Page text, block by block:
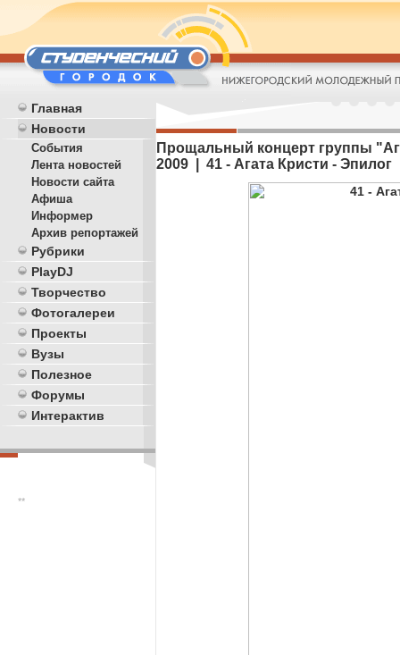
Главная
Новости
События
Лента новостей
Новости сайта
Афиша
Информер
Архив репортажей
Рубрики
PlayDJ
Творчество
Фотогалереи
Проекты
Вузы
Полезное
Форумы
Интерактив
**
Прощальный концерт группы
2009 | 41 - Агата Кристи - Эпилог